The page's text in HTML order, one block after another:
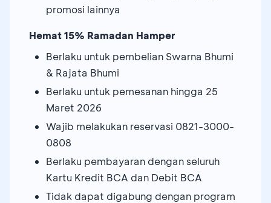
promosi lainnya
Hemat 15% Ramadan Hamper
Berlaku untuk pembelian Swarna Bhumi
& Rajata Bhumi
Berlaku untuk pemesanan hingga 25
Maret 2026
Wajib melakukan reservasi 0821-3000-
0808
Berlaku pembayaran dengan seluruh
Kartu Kredit BCA dan Debit BCA
Tidak dapat digabung dengan program